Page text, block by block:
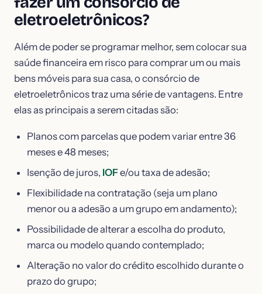
eletroeletrônicos?
Além de poder se programar melhor, sem colocar sua
saúde financeira em risco para comprar um ou mais
bens móveis para sua casa, o consórcio de
eletroeletrônicos traz uma série de vantagens. Entre
elas as principais a serem citadas são:
Planos com parcelas que podem variar entre 36
meses e 48 meses;
Isenção de juros, IOFe/ou taxa de adesão;
Flexibilidade na contratação (seja um plano
menor ou a adesão a um grupo em andamento);
Possibilidade de alterar a escolha do produto,
marca ou modelo quando contemplado;
Alteração no valor do crédito escolhido durante o
prazo do grupo;